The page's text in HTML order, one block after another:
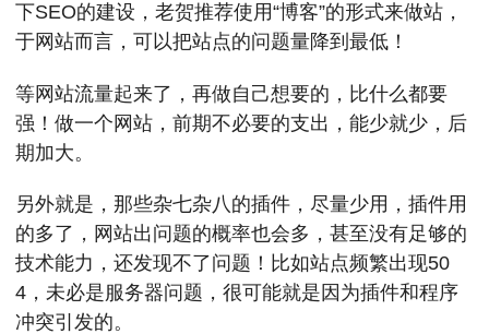
下SEO的建设，老贺推荐使用“博客”的形式来做站，
于网站而言，可以把站点的问题量降到最低！
等网站流量起来了，再做自己想要的，比什么都要
强！做一个网站，前期不必要的支出，能少就少，后
期加大。
另外就是，那些杂七杂八的插件，尽量少用，插件用
的多了，网站出问题的概率也会多，甚至没有足够的
技术能力，还发现不了问题！比如站点频繁出现50
4，未必是服务器问题，很可能就是因为插件和程序
冲突引发的。